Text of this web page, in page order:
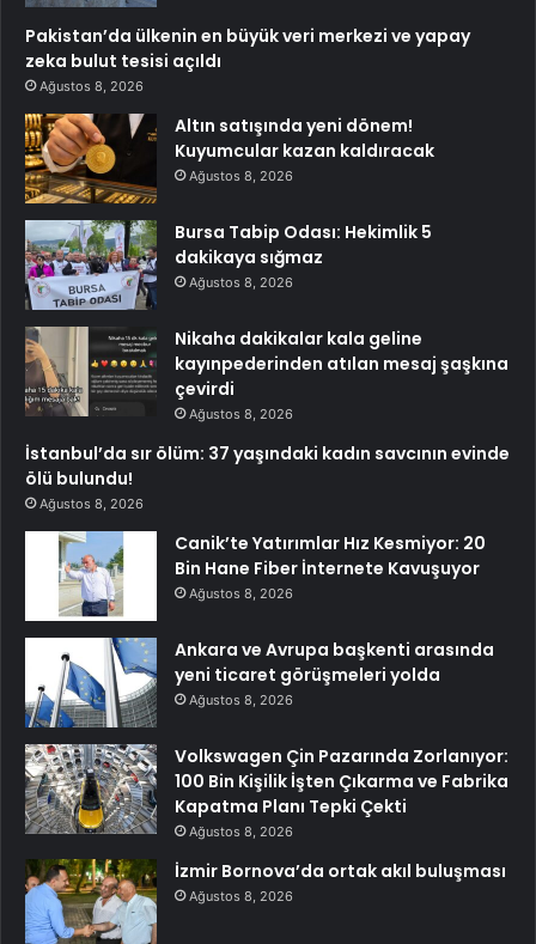
Pakistan’da ülkenin en büyük veri merkezi ve yapay
zeka bulut tesisi açıldı
Ağustos 8, 2026
Altın satışında yeni dönem!
Kuyumcular kazan kaldıracak
Ağustos 8, 2026
Bursa Tabip Odası: Hekimlik 5
dakikaya sığmaz
Ağustos 8, 2026
Nikaha dakikalar kala geline
kayınpederinden atılan mesaj şaşkına
çevirdi
Ağustos 8, 2026
İstanbul’da sır ölüm: 37 yaşındaki kadın savcının evinde
ölü bulundu!
Ağustos 8, 2026
Canik’te Yatırımlar Hız Kesmiyor: 20
Bin Hane Fiber İnternete Kavuşuyor
Ağustos 8, 2026
Ankara ve Avrupa başkenti arasında
yeni ticaret görüşmeleri yolda
Ağustos 8, 2026
Volkswagen Çin Pazarında Zorlanıyor:
100 Bin Kişilik İşten Çıkarma ve Fabrika
Kapatma Planı Tepki Çekti
Ağustos 8, 2026
İzmir Bornova’da ortak akıl buluşması
Ağustos 8, 2026